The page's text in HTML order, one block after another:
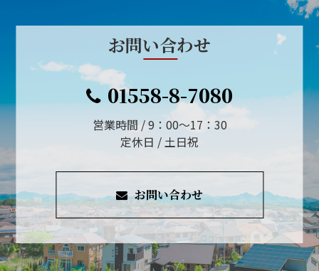
お問い合わせ
01558-8-7080
営業時間 / 9：00～17：30
定休日 / 土日祝
お問い合わせ